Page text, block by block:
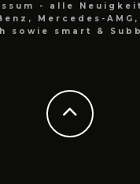
- alle
Mercedes-
sowie smart &